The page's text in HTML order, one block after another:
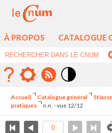
À PROPOS CATALOGUE
élévé
Accueil Catalogue général
pratiques
n.n. - vue 12/12